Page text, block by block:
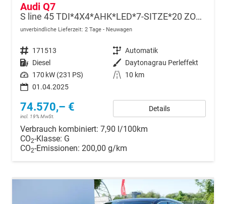
Audi Q7
S line 45 TDI*4X4*AHK*LED*7-SITZE*20 ZOLL*PANO*KAMERA*NAVI*LUFTFEDRUNG
unverbindliche Lieferzeit: 2 Tage Neuwagen
Fahrzeugnr. 171513 Getriebe Automatik
Kraftstoff Diesel Außenfarbe Daytonagrau Perleffekt
Leistung 170 kW (231 PS) Kilometerstand
10 km
01.04.2025
74.570,– €
incl. 19% MwSt.
Details
Verbrauch kombiniert: 7,90 l/100km
CO2-Klasse: G
CO2-Emissionen: 200,00 g/km